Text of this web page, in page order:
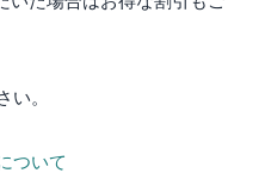
。
ついて